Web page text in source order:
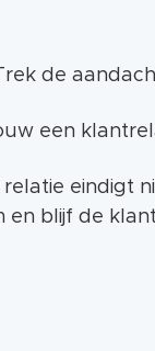
de
een
relatie eindigt
blijf de